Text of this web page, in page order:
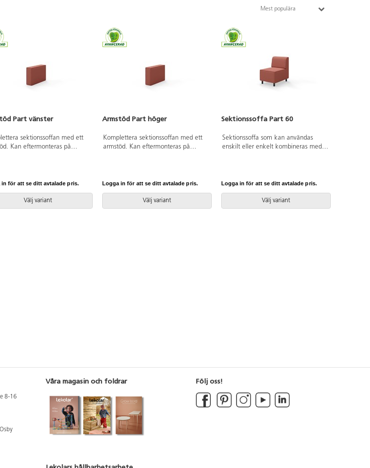
Mest populära
Part vänster
sektionssoffan med ett
Kan eftermonteras på
in för att se ditt avtalade pris.
Välj variant
Armstöd Part höger
Komplettera sektionssoffan med ett
armstöd. Kan eftermonteras på
Logga in för att se ditt avtalade pris.
Välj variant
Sektionssoffa Part 60
Sektionssoffa som kan användas
enskilt eller enkelt kombineras med
beslag ingår. Välj mellan ben i
pulverlackad metall eller hjul.
Logga in för att se ditt avtalade pris.
Välj variant
8-16
Våra magasin och foldrar Följ oss!